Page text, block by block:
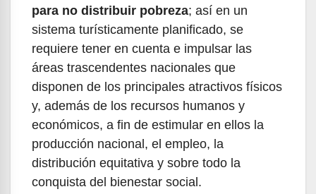
para no distribuir pobreza; así en un
sistema turísticamente planificado, se
requiere tener en cuenta e impulsar las
áreas trascendentes nacionales que
disponen de los principales atractivos físicos
y, además de los recursos humanos y
económicos, a fin de estimular en ellos la
producción nacional, el empleo, la
distribución equitativa y sobre todo la
conquista del bienestar social.